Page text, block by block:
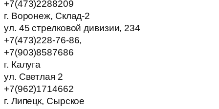
+7(473)2288209
г. Воронеж, Склад-2
ул. 45 стрелковой дивизии, 234
+7(473)228-76-86,
+7(903)8587686
г. Калуга
ул. Светлая 2
+7(962)1714662
г. Липецк, Сырское